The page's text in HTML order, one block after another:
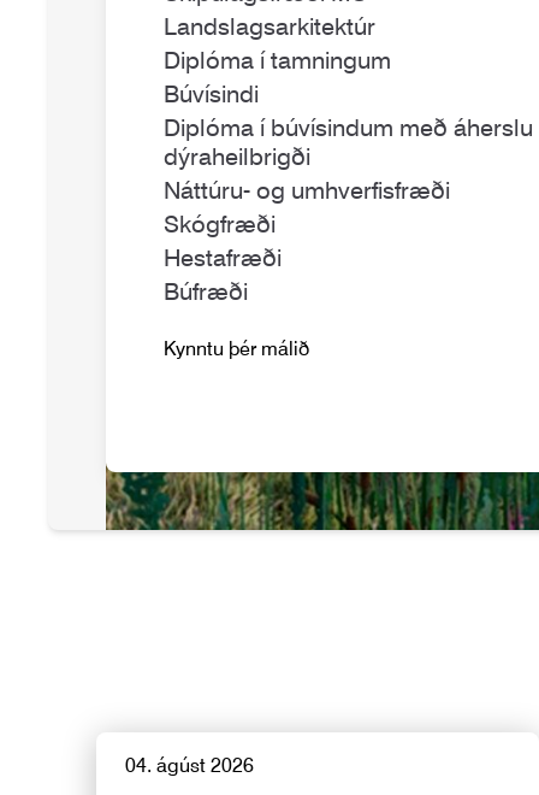
Landslagsarkitektúr
Diplóma í tamningum
Búvísindi
Diplóma í búvísindum með áherslu
dýraheilbrigði
Náttúru- og umhverfisfræði
Skógfræði
Hestafræði
Búfræði
Kynntu þér málið
04. ágúst 2026